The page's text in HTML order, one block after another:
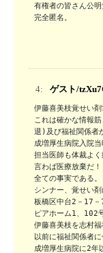
有権者の皆さん公明
完全匿名。
4: ゲスト/
伊藤喜美枝覚せい剤
これは確かな情報
退)及び福祉関係者
成増厚生病院入院
担当医師も体裁よ
言わば医療放棄だ！
全ての事実である。
シンナー、覚せい
板橋区中台2－17－
ピアホーム1、102
伊藤喜美枝を志村
以前に福祉関係者
成増厚生病院に2年